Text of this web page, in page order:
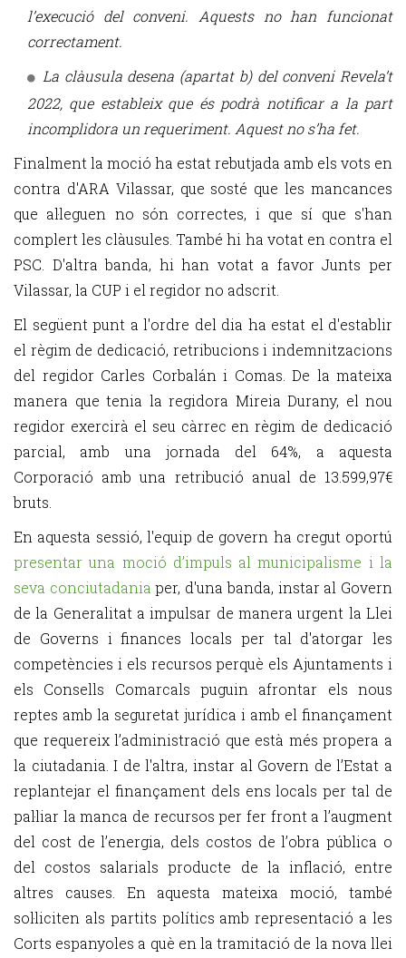
l’execució del conveni. Aquests no han funcionat
correctament.
La clàusula desena (apartat b) del conveni Revela’t
2022, que estableix que és podrà notificar a la part
incomplidora un requeriment. Aquest no s’ha fet.
Finalment la moció ha estat rebutjada amb els vots en
contra d'ARA Vilassar, que sosté que les mancances
que al·leguen no són correctes, i que sí que s'han
complert les clàusules. També hi ha votat en contra el
PSC. D'altra banda, hi han votat a favor Junts per
Vilassar, la CUP i el regidor no adscrit.
El següent punt a l'ordre del dia ha estat el d'establir
el règim de dedicació, retribucions i indemnitzacions
del regidor Carles Corbalán i Comas. De la mateixa
manera que tenia la regidora Mireia Durany, el nou
regidor exercirà el seu càrrec en règim de dedicació
parcial, amb una jornada del 64%, a aquesta
Corporació amb una retribució anual de 13.599,97€
bruts.
En aquesta sessió, l'equip de govern ha cregut oportú
presentar una moció d’impuls al municipalisme i la
seva conciutadania per, d'una banda, instar al Govern
de la Generalitat a impulsar de manera urgent la Llei
de Governs i finances locals per tal d'atorgar les
competències i els recursos perquè els Ajuntaments i
els Consells Comarcals puguin afrontar els nous
reptes amb la seguretat jurídica i amb el finançament
que requereix l’administració que està més propera a
la ciutadania. I de l'altra, instar al Govern de l’Estat a
replantejar el finançament dels ens locals per tal de
pal·liar la manca de recursos per fer front a l’augment
del cost de l’energia, dels costos de l’obra pública o
del costos salarials producte de la inflació, entre
altres causes. En aquesta mateixa moció, també
sol·liciten als partits polítics amb representació a les
Corts espanyoles a què en la tramitació de la nova llei